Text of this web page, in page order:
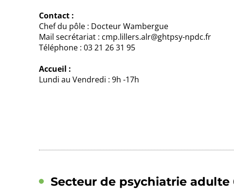
Contact :
Chef du pôle : Docteur Wambergue
Mail secrétariat : cmp.lillers.alr@ghtpsy-npdc.fr
Téléphone : 03 21 26 31 95
Accueil :
Lundi au Vendredi : 9h -17h
Secteur de psychiatrie adulte